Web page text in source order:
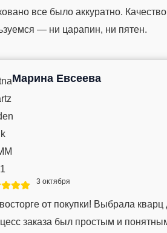
все было аккуратно.
— ни царапин, ни пятен.
Марина Евсеева
3 октября
от покупки! Выбрала
заказа был простым и